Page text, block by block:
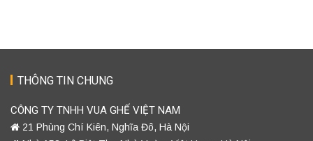
THÔNG TIN CHUNG
CÔNG TY TNHH VUA GHẾ VIỆT NAM
21 Phùng Chí Kiên, Nghĩa Đô, Hà Nội